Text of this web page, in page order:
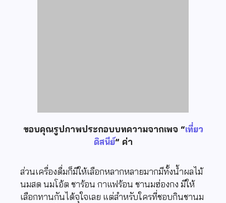
ขอบคุณรูปภาพประกอบบทความจากเพจ “เที่ยว
ดิสนีย์” ค่า
ส่วนเครื่องดื่มก็มีให้เลือกหลากหลายมากมีทั้งน้ำผลไม้
นมสด นมโอ้ต ชาร้อน กาแฟร้อน ชานมฮ่องกง มีให้
เลือกทานกันได้จุใจเลย แต่สำหรับใครที่ชอบกินชานม